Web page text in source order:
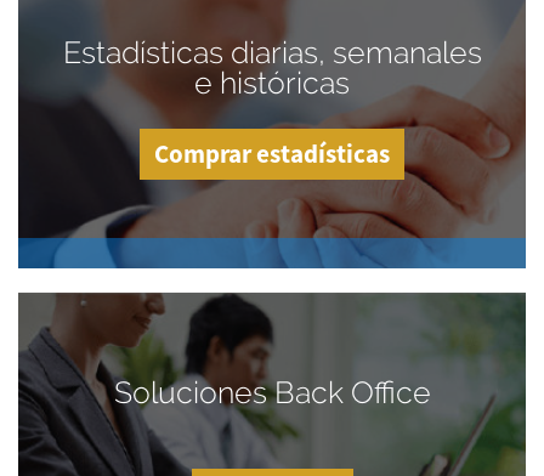
Estadísticas diarias, semanales
e históricas
Comprar estadísticas
Soluciones Back Office